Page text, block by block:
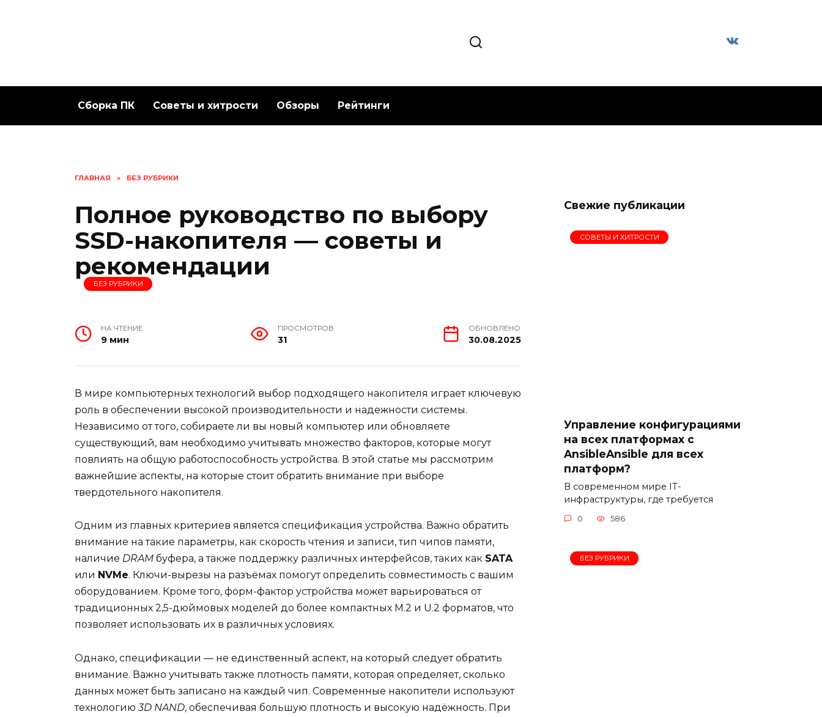
Сборка ПК Советы и хитрости Обзоры Рейтинги
ГЛАВНАЯ » БЕЗ РУБРИКИ
Полное руководство по выбору
SSD-накопителя — советы и
рекомендации
БЕЗ РУБРИКИ
НА ЧТЕНИЕ
9 мин
ПРОСМОТРОВ
31
ОБНОВЛЕНО
30.08.2025
В мире компьютерных технологий выбор подходящего накопителя играет ключевую
роль в обеспечении высокой производительности и надежности системы.
Независимо от того, собираете ли вы новый компьютер или обновляете
существующий, вам необходимо учитывать множество факторов, которые могут
повлиять на общую работоспособность устройства. В этой статье мы рассмотрим
важнейшие аспекты, на которые стоит обратить внимание при выборе
твердотельного накопителя.
Одним из главных критериев является спецификация устройства. Важно обратить
внимание на такие параметры, как скорость чтения и записи, тип чипов памяти,
наличие DRAM буфера, а также поддержку различных интерфейсов, таких как SATA
или NVMe. Ключи-вырезы на разъёмах помогут определить совместимость с вашим
оборудованием. Кроме того, форм-фактор устройства может варьироваться от
традиционных 2,5-дюймовых моделей до более компактных M.2 и U.2 форматов, что
позволяет использовать их в различных условиях.
Однако, спецификации — не единственный аспект, на который следует обратить
внимание. Важно учитывать также плотность памяти, которая определяет, сколько
данных может быть записано на каждый чип. Современные накопители используют
технологию3D NAND, обеспечивая большую плотность и высокую надёжность. При
Свежие публикации
СОВЕТЫ И ХИТРОСТИ
Управление конфигурациями
на всех платформах с
AnsibleAnsible для всех
платформ?
В современном мире IT-
инфраструктуры, где требуется
0 586
БЕЗ РУБРИКИ